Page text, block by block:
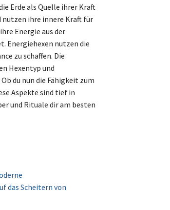
Erde als Quelle ihrer Kraft
nutzen ihre innere Kraft für
Energie aus der
Energiehexen nutzen die
zu schaffen. Die
Hexentyp und
du nun die Fähigkeit zum
Aspekte sind tief in
und Rituale dir am besten
das Scheitern von